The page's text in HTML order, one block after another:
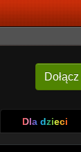
Dołącz
Dla dzieci